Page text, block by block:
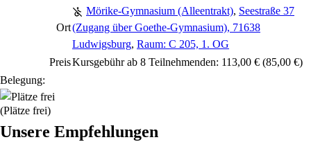
Ort
Mörike-Gymnasium (Alleentrakt), Seestraße 37
(Zugang über Goethe-Gymnasium), 71638
Ludwigsburg, Raum: C 205, 1. OG
PreisKursgebühr ab 8 Teilnehmenden: 113,00 € (85,00 €)
Belegung:
(Plätze frei)
Unsere Empfehlungen